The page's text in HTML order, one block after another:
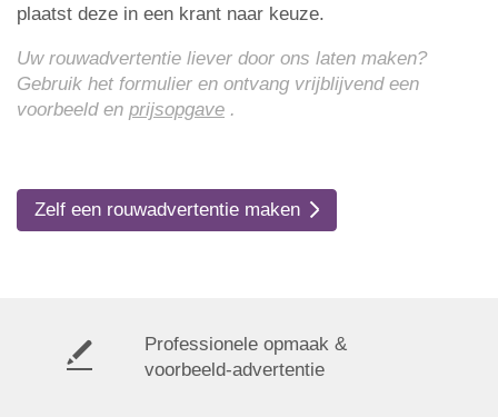
plaatst deze in een krant naar keuze.
Uw rouwadvertentie liever door ons laten maken?
Gebruik het formulier en ontvang vrijblijvend een
voorbeeld en prijsopgave .
Zelf een rouwadvertentie maken
Professionele opmaak &
voorbeeld-advertentie